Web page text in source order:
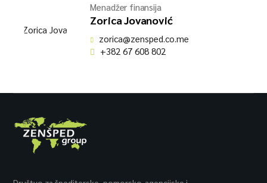
Menadžer finansija
Zorica Jovanović
zorica@zensped.co.me
+382 67 608 802